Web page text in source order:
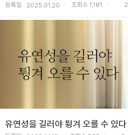
등록일 2025.01.20 조회수 1,181 2
유연성을 길러야 튕겨 오를 수 있다